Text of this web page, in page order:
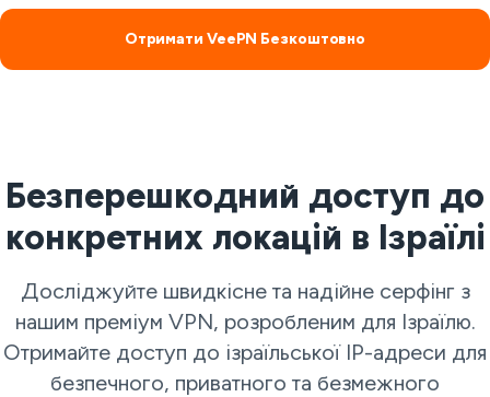
Отримати VeePN Безкоштовно
Безперешкодний доступ до
конкретних локацій в Ізраїлі
Досліджуйте швидкісне та надійне серфінг з
нашим преміум VPN, розробленим для Ізраїлю.
Отримайте доступ до ізраїльської IP-адреси для
безпечного, приватного та безмежного